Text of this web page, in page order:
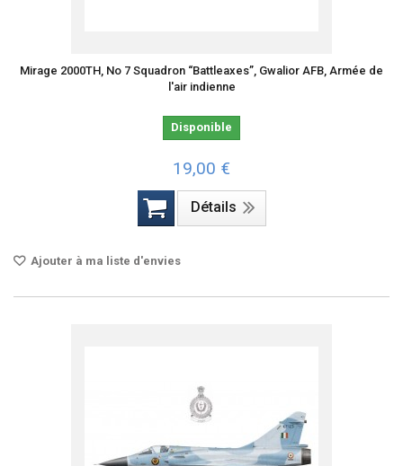
Mirage 2000TH, No 7 Squadron “Battleaxes”, Gwalior AFB, Armée de
l'air indienne
Disponible
19,00 €
Détails
Ajouter à ma liste d'envies